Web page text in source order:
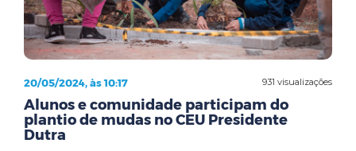
931 visualizações
20/05/2024, às 10:17
Alunos e comunidade participam do
plantio de mudas no CEU Presidente
Dutra